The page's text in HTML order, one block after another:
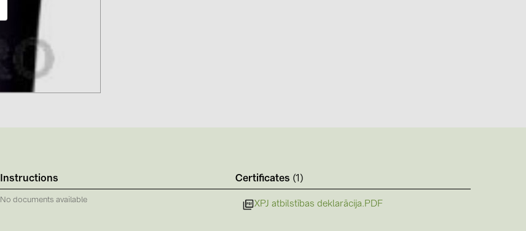
Instructions
No documents available
Certificates (1)
XPJ atbilstības deklarācija.PDF